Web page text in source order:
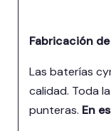
Fabricación
Las baterías
calidad. Toda
punteras. En